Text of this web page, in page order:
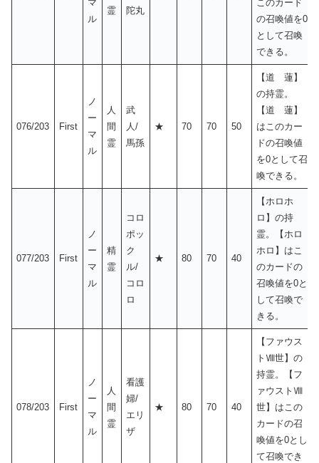
マ
ル
霊
陀丸
このカード
の召喚値を0
として召喚
できる。
076/203 First
ノ
ー
マ
ル
人
間
霊
武
人/
馬孫
★ 70 70 50
【道 蓮】
の持霊。
【道 蓮】
はこのカー
ドの召喚値
を0として召
喚できる。
077/203 First
ノ
ー
マ
ル
精
霊
コロ
ポッ
ク
ル/
コロ
ロ
★ 80 70 40
【ホロホ
ロ】の持
霊。【ホロ
ホロ】はこ
のカードの
召喚値を0と
して召喚で
きる。
078/203 First
ノ
ー
マ
ル
人
間
霊
看護
婦/
エリ
ザ
★ 80 70 40
【ファウス
トⅧ世】の
持霊。【フ
ァウストⅧ
世】はこの
カードの召
喚値を0とし
て召喚でき